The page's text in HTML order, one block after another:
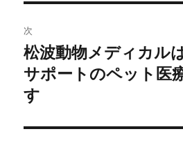
ビ
ゲ
ー
シ
投
稿:
次
次
の
投
松波動物メディカル
サポートのペット医
す